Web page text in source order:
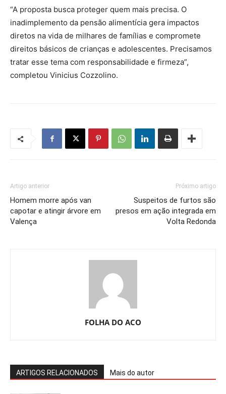
“A proposta busca proteger quem mais precisa. O
inadimplemento da pensão alimentícia gera impactos
diretos na vida de milhares de famílias e compromete
direitos básicos de crianças e adolescentes. Precisamos
tratar esse tema com responsabilidade e firmeza”,
completou Vinicius Cozzolino.
Artigo anterior
Homem morre após van
capotar e atingir árvore em
Valença
Próximo artigo
Suspeitos de furtos são
presos em ação integrada em
Volta Redonda
FOLHA DO ACO
ARTIGOS RELACIONADOS Mais do autor